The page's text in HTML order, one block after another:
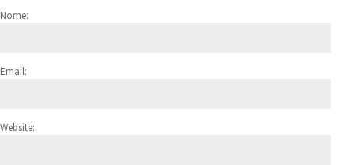
Nome:
Email:
Website: